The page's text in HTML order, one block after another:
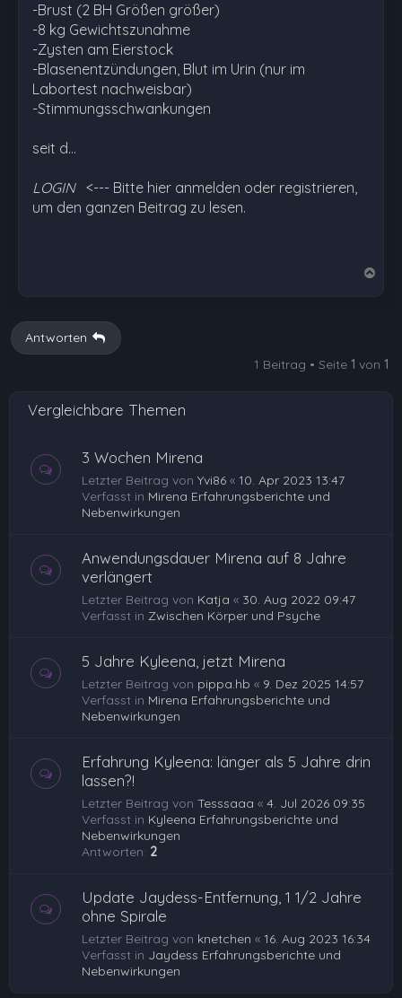
-Brust (2 BH Größen größer)
-8 kg Gewichtszunahme
-Zysten am Eierstock
-Blasenentzündungen, Blut im Urin (nur im
Labortest nachweisbar)
-Stimmungsschwankungen
seit d…
LOGIN <--- Bitte hier anmelden oder registrieren,
um den ganzen Beitrag zu lesen.
b
Antworten
1 Beitrag • Seite 1 von 1
Vergleichbare Themen
3 Wochen Mirena
Letzter Beitrag von Yvi86 « 10. Apr 2023 13:47
Verfasst in Mirena Erfahrungsberichte und
Nebenwirkungen
Anwendungsdauer Mirena auf 8 Jahre
verlängert
Letzter Beitrag von Katja « 30. Aug 2022 09:47
Verfasst in Zwischen Körper und Psyche
5 Jahre Kyleena, jetzt Mirena
Letzter Beitrag von pippa.hb « 9. Dez 2025 14:57
Verfasst in Mirena Erfahrungsberichte und
Nebenwirkungen
Erfahrung Kyleena: länger als 5 Jahre drin
lassen?!
Letzter Beitrag von Tesssaaa « 4. Jul 2026 09:35
Verfasst in Kyleena Erfahrungsberichte und
Nebenwirkungen
Antworten: 2
Update Jaydess-Entfernung, 1 1/2 Jahre
ohne Spirale
Letzter Beitrag von knetchen « 16. Aug 2023 16:34
Verfasst in Jaydess Erfahrungsberichte und
Nebenwirkungen